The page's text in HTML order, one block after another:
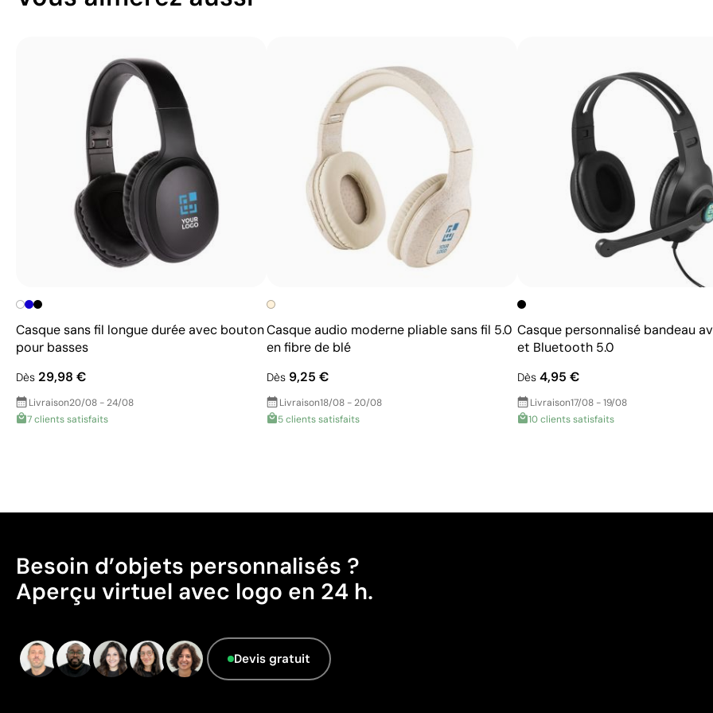
Permet l’impression sur surfaces incurvées et
irrégulières
Bonne définition des textes et logos
Prix compétitifs pour les grandes quantités
Casque sans fil longue durée avec bouton
pour basses
Dès 29,98 €
Livraison20/08 - 24/08
7 clients satisfaits
Casque audio moderne pliable sans fil 5.0
en fibre de blé
Dès9,25 €
Livraison18/08 - 20/08
5 clients satisfaits
Casque personnalisé bandeau
et Bluetooth 5.0
Dès4,95 €
Livraison17/08 - 19/08
10 clients satisfaits
Besoin d’objets personnalisés ?
Aperçu virtuel avec logo en 24 h.
Devis gratuit